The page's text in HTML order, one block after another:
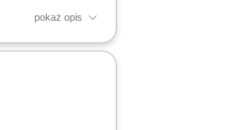
pokaż opis